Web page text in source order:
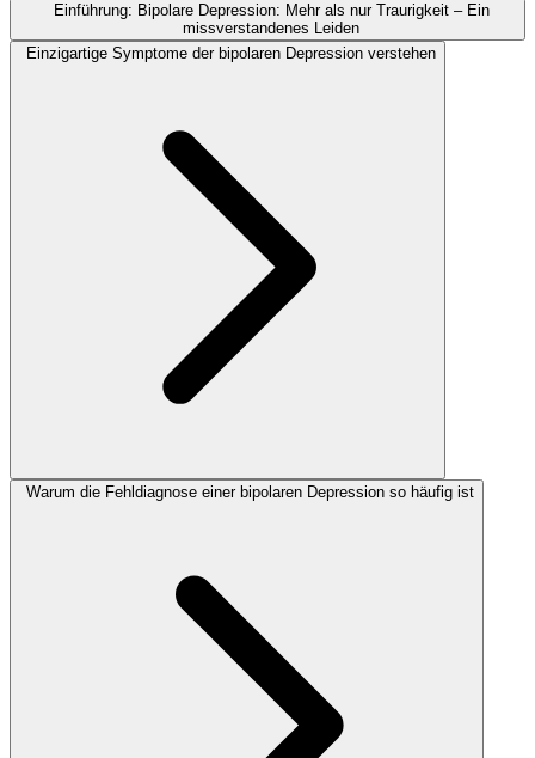
Einführung: Bipolare Depression: Mehr als nur Traurigkeit – Ein
missverstandenes Leiden
Einzigartige Symptome der bipolaren Depression verstehen
Warum die Fehldiagnose einer bipolaren Depression so häufig ist